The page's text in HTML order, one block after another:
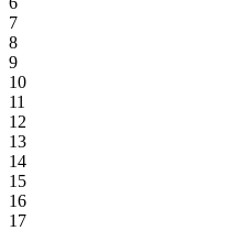
7
8
9
10
11
12
13
14
15
16
17